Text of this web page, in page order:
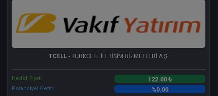
TCELL- TURKCELL İLETİŞİM HİZMETLERİ A.Ş.
Hedef Fiyat 122.00 ₺
Potansiyel Getiri %0.00